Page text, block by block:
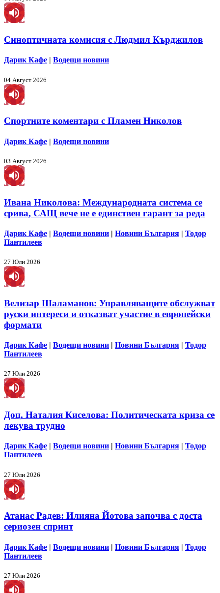
Синоптичната комисия с Людмил Кърджилов
Дарик Кафе | Водещи новини
04 Август 2026
Спортните коментари с Пламен Николов
Дарик Кафе | Водещи новини
03 Август 2026
Ивана Николова: Международната система се
срива, САЩ вече не е единствен гарант за реда
Дарик Кафе | Водещи новини | Новини България | Тодор
Пантилеев
27 Юли 2026
Велизар Шаламанов: Управляващите обслужват
руски интереси и отказват участие в европейски
формати
Дарик Кафе | Водещи новини | Новини България | Тодор
Пантилеев
27 Юли 2026
Доц. Наталия Киселова: Политическата криза се
лекува трудно
Дарик Кафе | Водещи новини | Новини България | Тодор
Пантилеев
27 Юли 2026
Атанас Радев: Илияна Йотова започва с доста
сериозен спринт
Дарик Кафе | Водещи новини | Новини България | Тодор
Пантилеев
27 Юли 2026